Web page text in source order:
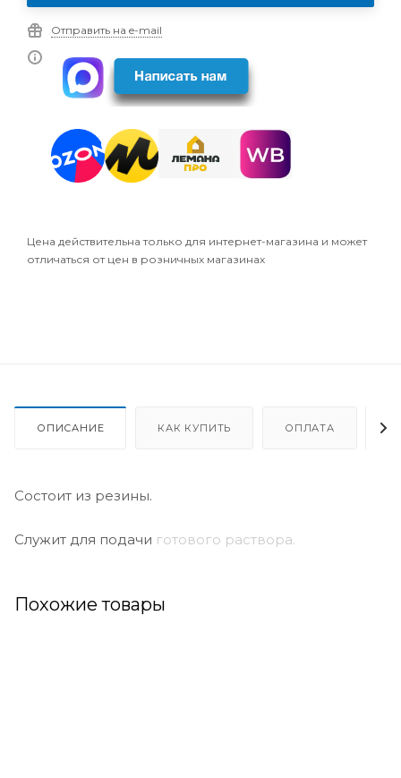
Отправить на e-mail
Цена действительна только для интернет-магазина и может
отличаться от цен в розничных магазинах
ОПИСАНИЕ КАК КУПИТЬ ОПЛАТА
Состоит из резины.
Служит для подачи готового раствора.
Похожие товары